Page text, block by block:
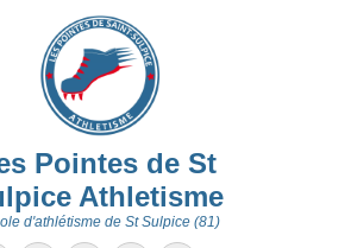
Pointes de St
Athletisme
d'athlétisme de St Sulpice (81)